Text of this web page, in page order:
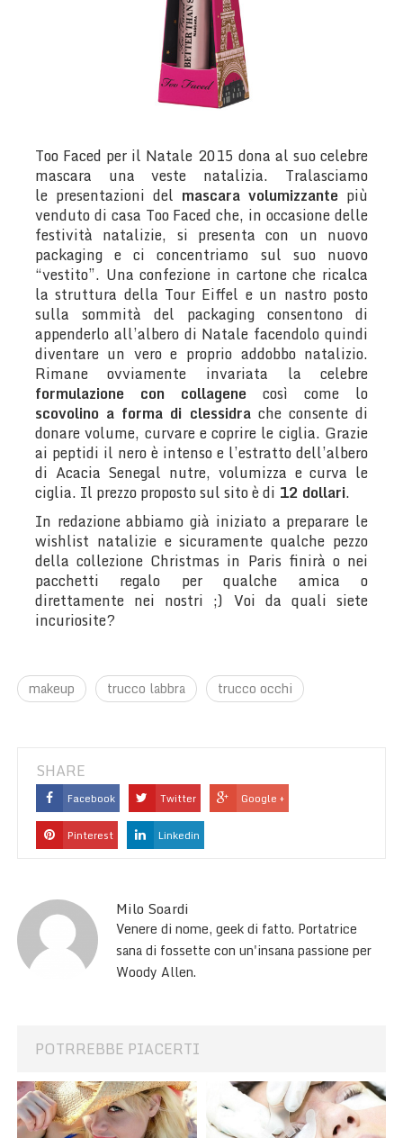
Too Faced per il Natale 2015 dona al suo celebre
mascara una veste natalizia. Tralasciamo
le presentazioni del mascara volumizzante più
venduto di casa Too Faced che, in occasione delle
festività natalizie, si presenta con un nuovo
packaging e ci concentriamo sul suo nuovo
“vestito”. Una confezione in cartone che ricalca
la struttura della Tour Eiffel e un nastro posto
sulla sommità del packaging consentono di
appenderlo all’albero di Natale facendolo quindi
diventare un vero e proprio addobbo natalizio.
Rimane ovviamente invariata la celebre
formulazione con collagenecosì come lo
scovolino a forma di clessidrache consente di
donare volume, curvare e coprire le ciglia. Grazie
ai peptidi il nero è intenso e l’estratto dell’albero
di Acacia Senegal nutre, volumizza e curva le
ciglia. Il prezzo proposto sul sito è di 12 dollari.
In redazione abbiamo già iniziato a preparare le
wishlist natalizie e sicuramente qualche pezzo
della collezione Christmas in Paris finirà o nei
pacchetti regalo per qualche amica o
direttamente nei nostri ;) Voi da quali siete
incuriosite?
makeup trucco labbra trucco occhi
SHARE
Facebook Twitter Google +
Pinterest Linkedin
Milo Soardi
Venere di nome, geek di fatto. Portatrice
sana di fossette con un'insana passione per
Woody Allen.
POTRREBBE PIACERTI